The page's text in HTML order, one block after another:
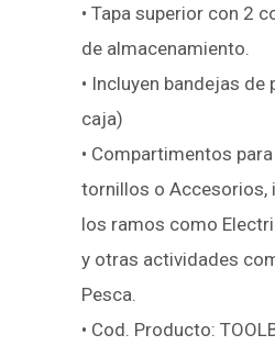
• Tapa superior con 2
de almacenamiento.
• Incluyen bandejas
caja)
• Compartimentos
tornillos o Accesorios,
los ramos como
y otras actividades
Pesca.
• Cod. Producto: